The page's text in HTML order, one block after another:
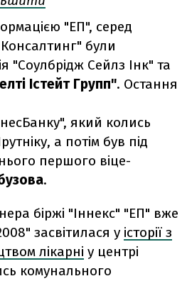
"ЕП", серед
були
"Соулбрідж Сейлз Інк" та
Істейт Групп". Остання
який колись
а потім був під
першого віце-
.
біржі "Іннекс" "ЕП" вже
засвітилася у історії з
лікарні у центрі
комунального